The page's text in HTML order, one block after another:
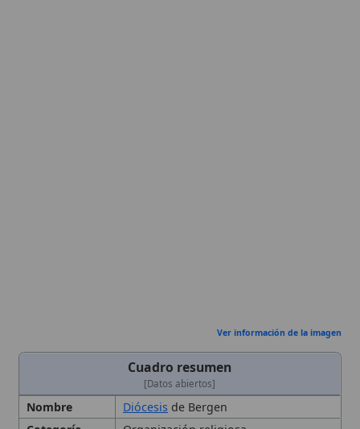
como sede sufragánea de Trondhjem
intensa y numerosas instituciones
religiosas, que terminó su periodo
católico alrededor de 1535 con la
Reforma luterana.
Fecha de 1068